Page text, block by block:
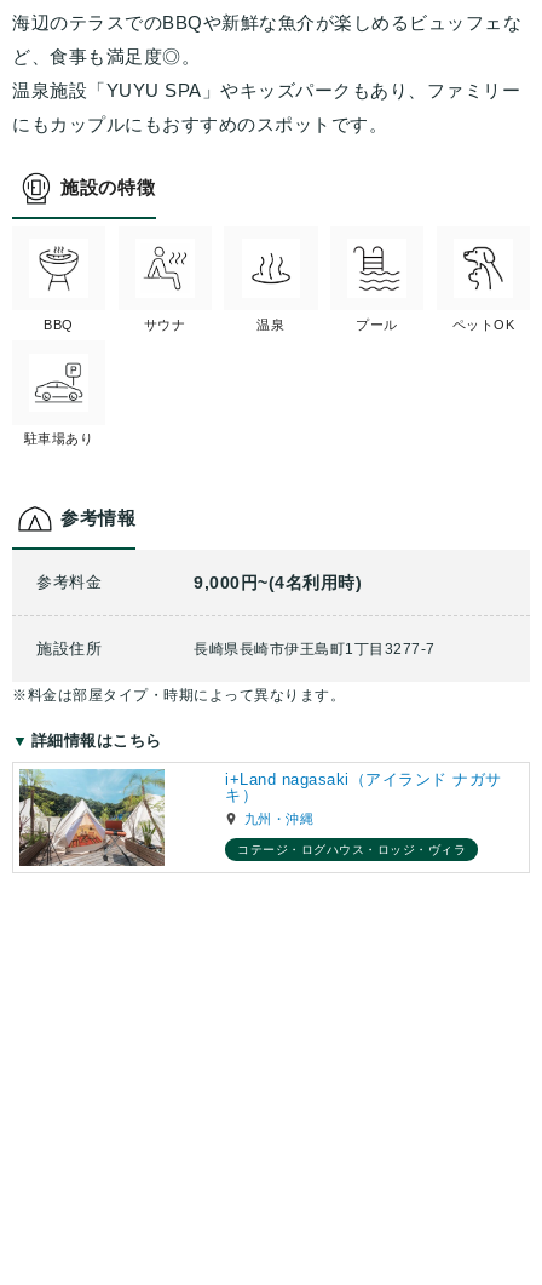
海辺のテラスでのBBQや新鮮な魚介が楽しめるビュッフェな
ど、食事も満足度◎。
温泉施設「YUYU SPA」やキッズパークもあり、ファミリー
にもカップルにもおすすめのスポットです。
施設の特徴
BBQ サウナ 温泉 プール ペットOK
駐車場あり
参考情報
参考料金 9,000円~(4名利用時)
施設住所 長崎県長崎市伊王島町1丁目3277-7
※料金は部屋タイプ・時期によって異なります。
詳細情報はこちら
i+Land nagasaki（アイランド ナガサ
キ）
九州・沖縄
コテージ・ログハウス・ロッジ・ヴィラ